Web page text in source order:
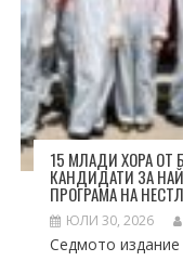
15 МЛАДИ ХОРА ОТ
КАНДИДАТИ ЗА
ПРОГРАМА НА
ЮЛИ 30, 2026
Седмото